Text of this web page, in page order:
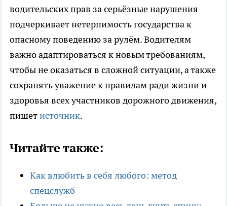
водительских прав за серьёзные нарушения
подчеркивает нетерпимость государства к
опасному поведению за рулём. Водителям
важно адаптироваться к новым требованиям,
чтобы не оказаться в сложной ситуации, а также
сохранять уважение к правилам ради жизни и
здоровья всех участников дорожного движения,
пишетисточник.
Читайте также:
Как влюбить в себя любого: метод
спецслужб